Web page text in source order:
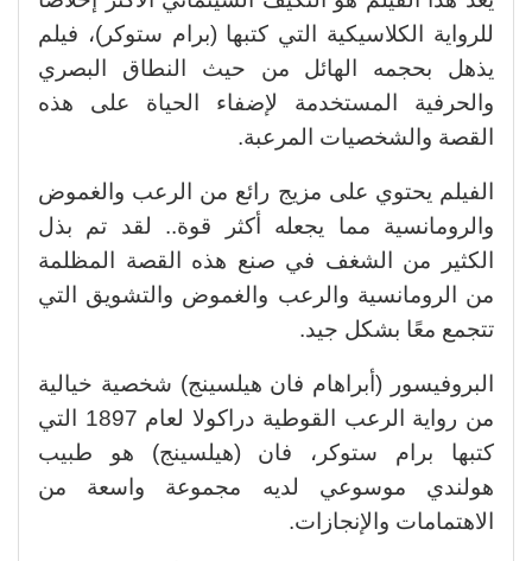
للرواية الكلاسيكية التي كتبها (برام ستوكر)، فيلم
يذهل بحجمه الهائل من حيث النطاق البصري
والحرفية المستخدمة لإضفاء الحياة على هذه
القصة والشخصيات المرعبة.
الفيلم يحتوي على مزيج رائع من الرعب والغموض
والرومانسية مما يجعله أكثر قوة.. لقد تم بذل
الكثير من الشغف في صنع هذه القصة المظلمة
من الرومانسية والرعب والغموض والتشويق التي
تتجمع معًا بشكل جيد.
البروفيسور (أبراهام فان هيلسينج) شخصية خيالية
من رواية الرعب القوطية دراكولا لعام 1897 التي
كتبها برام ستوكر، فان (هيلسينج) هو طبيب
هولندي موسوعي لديه مجموعة واسعة من
الاهتمامات والإنجازات.